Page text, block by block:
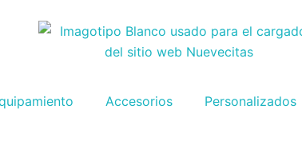
Accesorios Personalizados